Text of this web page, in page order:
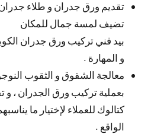
تقديم ورق جدران و طلاء
تضيف لمسة جمال للمكان
بيد فني تركيب ورق جدران
و المهارة .
معالجة الشقوق و الثقوب
بعملية تركيب ورق الجدران ، و
كتالوك للعملاء لإختيار ما
الواقع .